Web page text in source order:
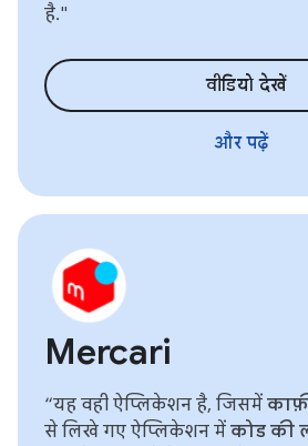
है."
वीडियो देखें
और पढ़ें
Mercari
“यह वही ऐप्लिकेशन है, जिसमें
से लिखे गए ऐप्लिकेशन में कोड की